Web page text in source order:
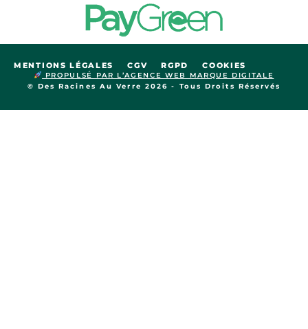
© Des Racines Au Verre 2026 - Tous Droits Réservés
PROPULSÉ PAR L’AGENCE WEB MARQUE DIGITALE
MENTIONS LÉGALES CGV RGPD COOKIES